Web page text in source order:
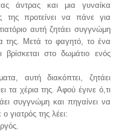
άντρας και μια γυναίκα
της προτείνει να πάνε για
αυτή ζητάει συγγνώμη
της. Μετά το φαγητό, το ένα
στο δωμάτιο ενός
αυτή διακόπτει, ζητάει
τα χέρια της. Αφού έγινε ό,τι
συγγνώμη και πηγαίνει να
γιατρός της λέει: